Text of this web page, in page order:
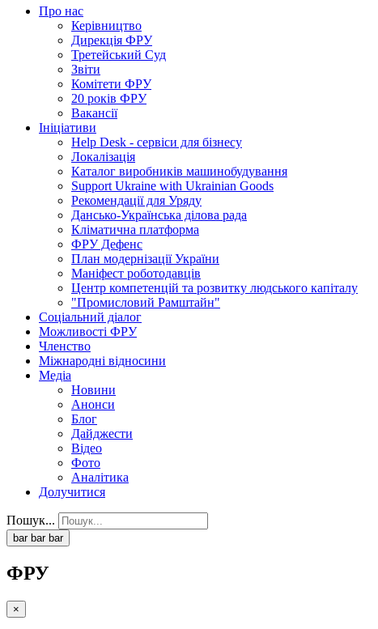
Про нас
Керівництво
Дирекція ФРУ
Третейський Суд
Звіти
Комітети ФРУ
20 років ФРУ
Вакансії
Ініціативи
Help Desk - сервіси для бізнесу
Локалізація
Каталог виробників машинобудування
Support Ukraine with Ukrainian Goods
Рекомендації для Уряду
Дансько-Українська ділова рада
Кліматична платформа
ФРУ Дефенс
План модернізації України
Маніфест роботодавців
Центр компетенцій та розвитку людського капіталу
"Промисловий Рамштайн"
Соціальний діалог
Можливості ФРУ
Членство
Міжнародні відносини
Медіа
Новини
Анонси
Блог
Дайджести
Відео
Фото
Аналітика
Долучитися
Пошук...
bar bar bar
ФРУ
×